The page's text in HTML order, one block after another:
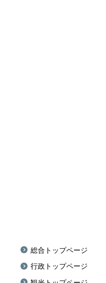
総合トップページ
行政トップページ